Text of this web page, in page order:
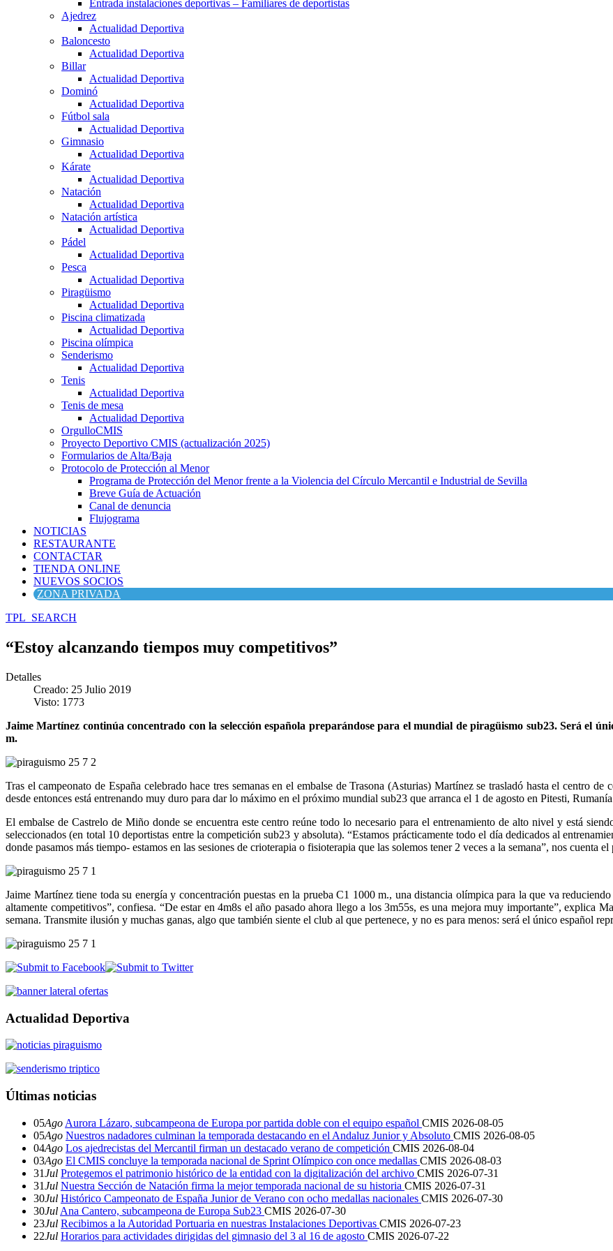
Entrada instalaciones deportivas – Familiares de deportistas
Ajedrez
Actualidad Deportiva
Baloncesto
Actualidad Deportiva
Billar
Actualidad Deportiva
Dominó
Actualidad Deportiva
Fútbol sala
Actualidad Deportiva
Gimnasio
Actualidad Deportiva
Kárate
Actualidad Deportiva
Natación
Actualidad Deportiva
Natación artística
Actualidad Deportiva
Pádel
Actualidad Deportiva
Pesca
Actualidad Deportiva
Piragüismo
Actualidad Deportiva
Piscina climatizada
Actualidad Deportiva
Piscina olímpica
Senderismo
Actualidad Deportiva
Tenis
Actualidad Deportiva
Tenis de mesa
Actualidad Deportiva
OrgulloCMIS
Proyecto Deportivo CMIS (actualización 2025)
Formularios de Alta/Baja
Protocolo de Protección al Menor
Programa de Protección del Menor frente a la Violencia del Círculo Mercantil e Industrial de Sevilla
Breve Guía de Actuación
Canal de denuncia
Flujograma
NOTICIAS
RESTAURANTE
CONTACTAR
TIENDA ONLINE
NUEVOS SOCIOS
ZONA PRIVADA
TPL_SEARCH
“Estoy alcanzando tiempos muy competitivos”
Detalles
Creado: 25 Julio 2019
Visto: 1773
Jaime Martínez continúa concentrado con la selección española preparándose para el mundial de piragüismo sub23. Será el
m.
Tras el campeonato de España celebrado hace tres semanas en el embalse de Trasona (Asturias) Martínez se trasladó hasta el centro
desde entonces está entrenando muy duro para dar lo máximo en el próximo mundial sub23 que arranca el 1 de agosto en Pitesti,
El embalse de Castrelo de Miño donde se encuentra este centro reúne todo lo necesario para el entrenamiento de alto nivel y está
seleccionados (en total 10 deportistas entre la competición sub23 y absoluta). “Estamos prácticamente todo el día dedicados al
donde pasamos más tiempo- estamos en las sesiones de crioterapia o fisioterapia que las solemos tener 2 veces a la semana”, nos cuenta
Jaime Martínez tiene toda su energía y concentración puestas en la prueba C1 1000 m., una distancia olímpica para la que va
altamente competitivos”, confiesa. “De estar en 4m8s el año pasado ahora llego a los 3m55s, es una mejora muy importante”, explica
semana. Transmite ilusión y muchas ganas, algo que también siente el club al que pertenece, y no es para menos: será el único español
Actualidad Deportiva
Últimas noticias
05Ago Aurora Lázaro, subcampeona de Europa por partida doble con el equipo español CMIS 2026-08-05
05Ago Nuestros nadadores culminan la temporada destacando en el Andaluz Junior y Absoluto CMIS 2026-08-05
04Ago Los ajedrecistas del Mercantil firman un destacado verano de competición CMIS 2026-08-04
03Ago El CMIS concluye la temporada nacional de Sprint Olímpico con once medallas CMIS 2026-08-03
31Jul Protegemos el patrimonio histórico de la entidad con la digitalización del archivo CMIS 2026-07-31
31Jul Nuestra Sección de Natación firma la mejor temporada nacional de su historia CMIS 2026-07-31
30Jul Histórico Campeonato de España Junior de Verano con ocho medallas nacionales CMIS 2026-07-30
30Jul Ana Cantero, subcampeona de Europa Sub23 CMIS 2026-07-30
23Jul Recibimos a la Autoridad Portuaria en nuestras Instalaciones Deportivas CMIS 2026-07-23
22Jul Horarios para actividades dirigidas del gimnasio del 3 al 16 de agosto CMIS 2026-07-22